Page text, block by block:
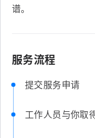
谱。
服务流程
提交服务申请
工作人员与你取